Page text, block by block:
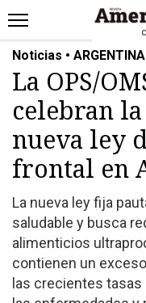
INICIO
NOTICIAS
NOTICIAS
ARTICULOS
PRODUCCIÓN
PROCESO
PRODUCTO
NUEVOS
MARKETPLACE
REVISTAS
Noticias • ARGENTINA
La OPS/
celebran
nueva ley
frontal en
La nueva ley fija
saludable y busca
alimenticios
contienen un
las crecientes